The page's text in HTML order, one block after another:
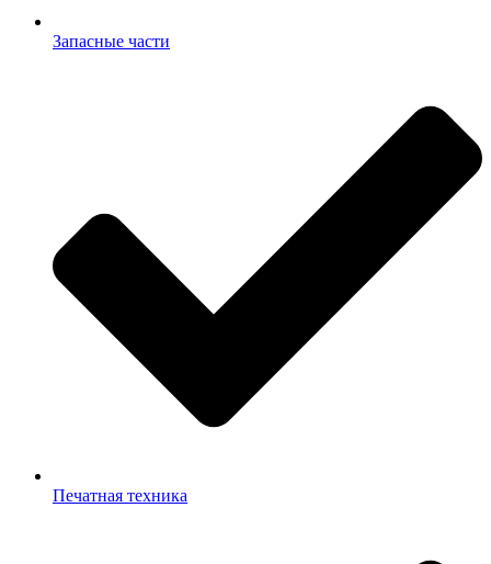
Запасные части
Печатная техника